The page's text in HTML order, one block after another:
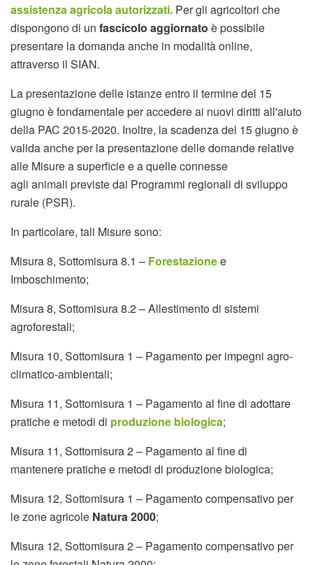
assistenza agricola autorizzati. Per gli agricoltori che
dispongono di un fascicolo aggiornato è possibile
presentare la domanda anche in modalità online,
attraverso il SIAN.
La presentazione delle istanze entro il termine del 15
giugno è fondamentale per accedere ai nuovi diritti all'aiuto
della PAC 2015-2020. Inoltre, la scadenza del 15 giugno è
valida anche per la presentazione delle domande relative
alle Misure a superficie e a quelle connesse
agli animali previste dai Programmi regionali di sviluppo
rurale (PSR).
In particolare, tali Misure sono:
Misura 8, Sottomisura 8.1 – Forestazionee
Imboschimento;
Misura 8, Sottomisura 8.2 – Allestimento di sistemi
agroforestali;
Misura 10, Sottomisura 1 – Pagamento per impegni agro-
climatico-ambientali;
Misura 11, Sottomisura 1 – Pagamento al fine di adottare
pratiche e metodi di produzione biologica;
Misura 11, Sottomisura 2 – Pagamento al fine di
mantenere pratiche e metodi di produzione biologica;
Misura 12, Sottomisura 1 – Pagamento compensativo per
le zone agricole Natura 2000;
Misura 12, Sottomisura 2 – Pagamento compensativo per